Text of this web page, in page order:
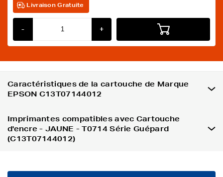
Livraison Gratuite
- +
Caractéristiques de la cartouche de Marque
EPSON C13T07144012
Imprimantes compatibles avec Cartouche
d'encre - JAUNE - T0714 Série Guépard
(C13T07144012)